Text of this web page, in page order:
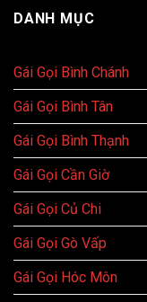
DANH MỤC
Gái Gọi Bình Chánh
Gái Gọi Bình Tân
Gái Gọi Bình Thạnh
Gái Gọi Cần Giờ
Gái Gọi Củ Chi
Gái Gọi Gò Vấp
Gái Gọi Hóc Môn